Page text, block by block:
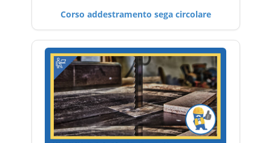
Corso addestramento sega circolare